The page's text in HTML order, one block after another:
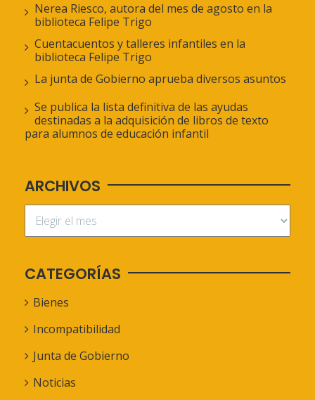
Nerea Riesco, autora del mes de agosto en la
biblioteca Felipe Trigo
Cuentacuentos y talleres infantiles en la
biblioteca Felipe Trigo
La junta de Gobierno aprueba diversos asuntos
Se publica la lista definitiva de las ayudas
destinadas a la adquisición de libros de texto
para alumnos de educación infantil
ARCHIVOS
CATEGORÍAS
Bienes
Incompatibilidad
Junta de Gobierno
Noticias